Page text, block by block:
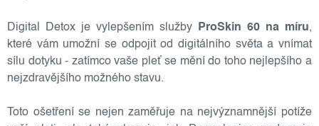
Digital Detox je vylepšením služby ProSkin 60 na míru,
které vám umožní se odpojit od digitálního světa a vnímat
sílu dotyku - zatímco vaše pleť se mění do toho nejlepšího a
nejzdravějšího možného stavu.
Toto ošetření se nejen zaměřuje na nejvýznamnější potíže